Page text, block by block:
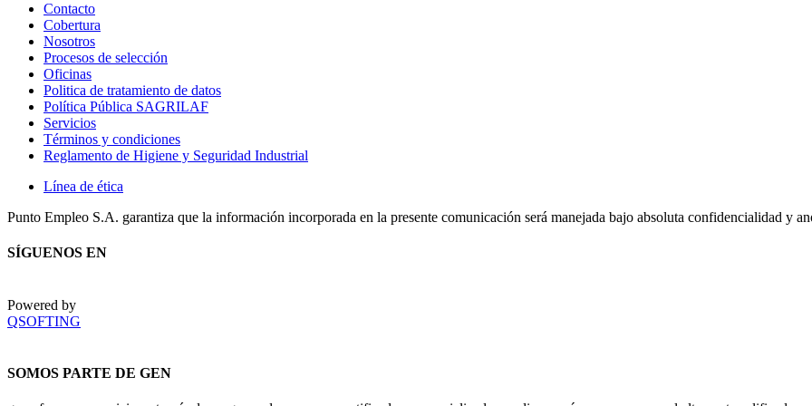
Contacto
Cobertura
Nosotros
Procesos de selección
Oficinas
Politica de tratamiento de datos
Política Pública SAGRILAF
Servicios
Términos y condiciones
Reglamento de Higiene y Seguridad Industrial
Línea de ética
Punto Empleo S.A. garantiza que la información incorporada en la presente comunicación será manejada bajo absoluta confidencialidad y
SÍGUENOS EN
Powered by
QSOFTING
SOMOS PARTE DE GEN